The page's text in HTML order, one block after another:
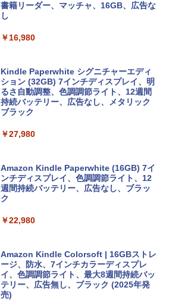
inaディスプレイ、8GBユニファイドメモ
リ、512GB SSDストレージ、1080p Fac
ゴ
tomtoc 360°保護 15.6 16インチ パソコ
ンケース Dell NEC Lavie ASUS HP dyna
book Lenovo対応
￥2,952
Apple 2026 MacBook Air M5チップ搭載
13インチノートブック：AIとApple Intell
igence、13.6インチLiquid Retinaディ
スプレイ、16GBユニファイドメモリ、1
ームカメラ、日本語キーボード、Touch I
￥278,800
【Amazon.co.jp限定】 HP ノートパソコ
ン 15-fd 15.6インチ 16GBメモリ 512GB
ラインコード版
定バーチャルアイテムを含む】 【オンラ
インゲームコード】 ロブロックス |オン
ラインコード版
￥1,600
インゲームコード】 ロブロックス | オン
ラインコード版
￥3,200
ows11、10/mac対応|PC2台
￥39,582
￥1,292
非エンジニア 初心者 素人 でも安心 使い
めのAIコーディング入門シリーズ
￥99
AIイラスト表現辞典: 思い通りの絵を引き
￥480
FM TOWNS ハイパー・カタログ: 本体ハ
書籍リーダー、マッチャ、16GB、広告な
し
￥16,980
Kindle Paperwhite シグニチャーエディ
ション (32GB) 7インチディスプレイ、明
るさ自動調整、色調調節ライト、12週間
持続バッテリー、広告なし、メタリック
ブラック
￥27,980
Amazon Kindle Paperwhite (16GB) 7イ
ンチディスプレイ、色調調節ライト、12
週間持続バッテリー、広告なし、ブラッ
ク
￥22,980
Amazon Kindle Colorsoft | 16GBストレ
ージ、防水、7インチカラーディスプレ
イ、色調調節ライト、最大8週間持続バッ
テリー、広告無し、ブラック (2025年発
売)